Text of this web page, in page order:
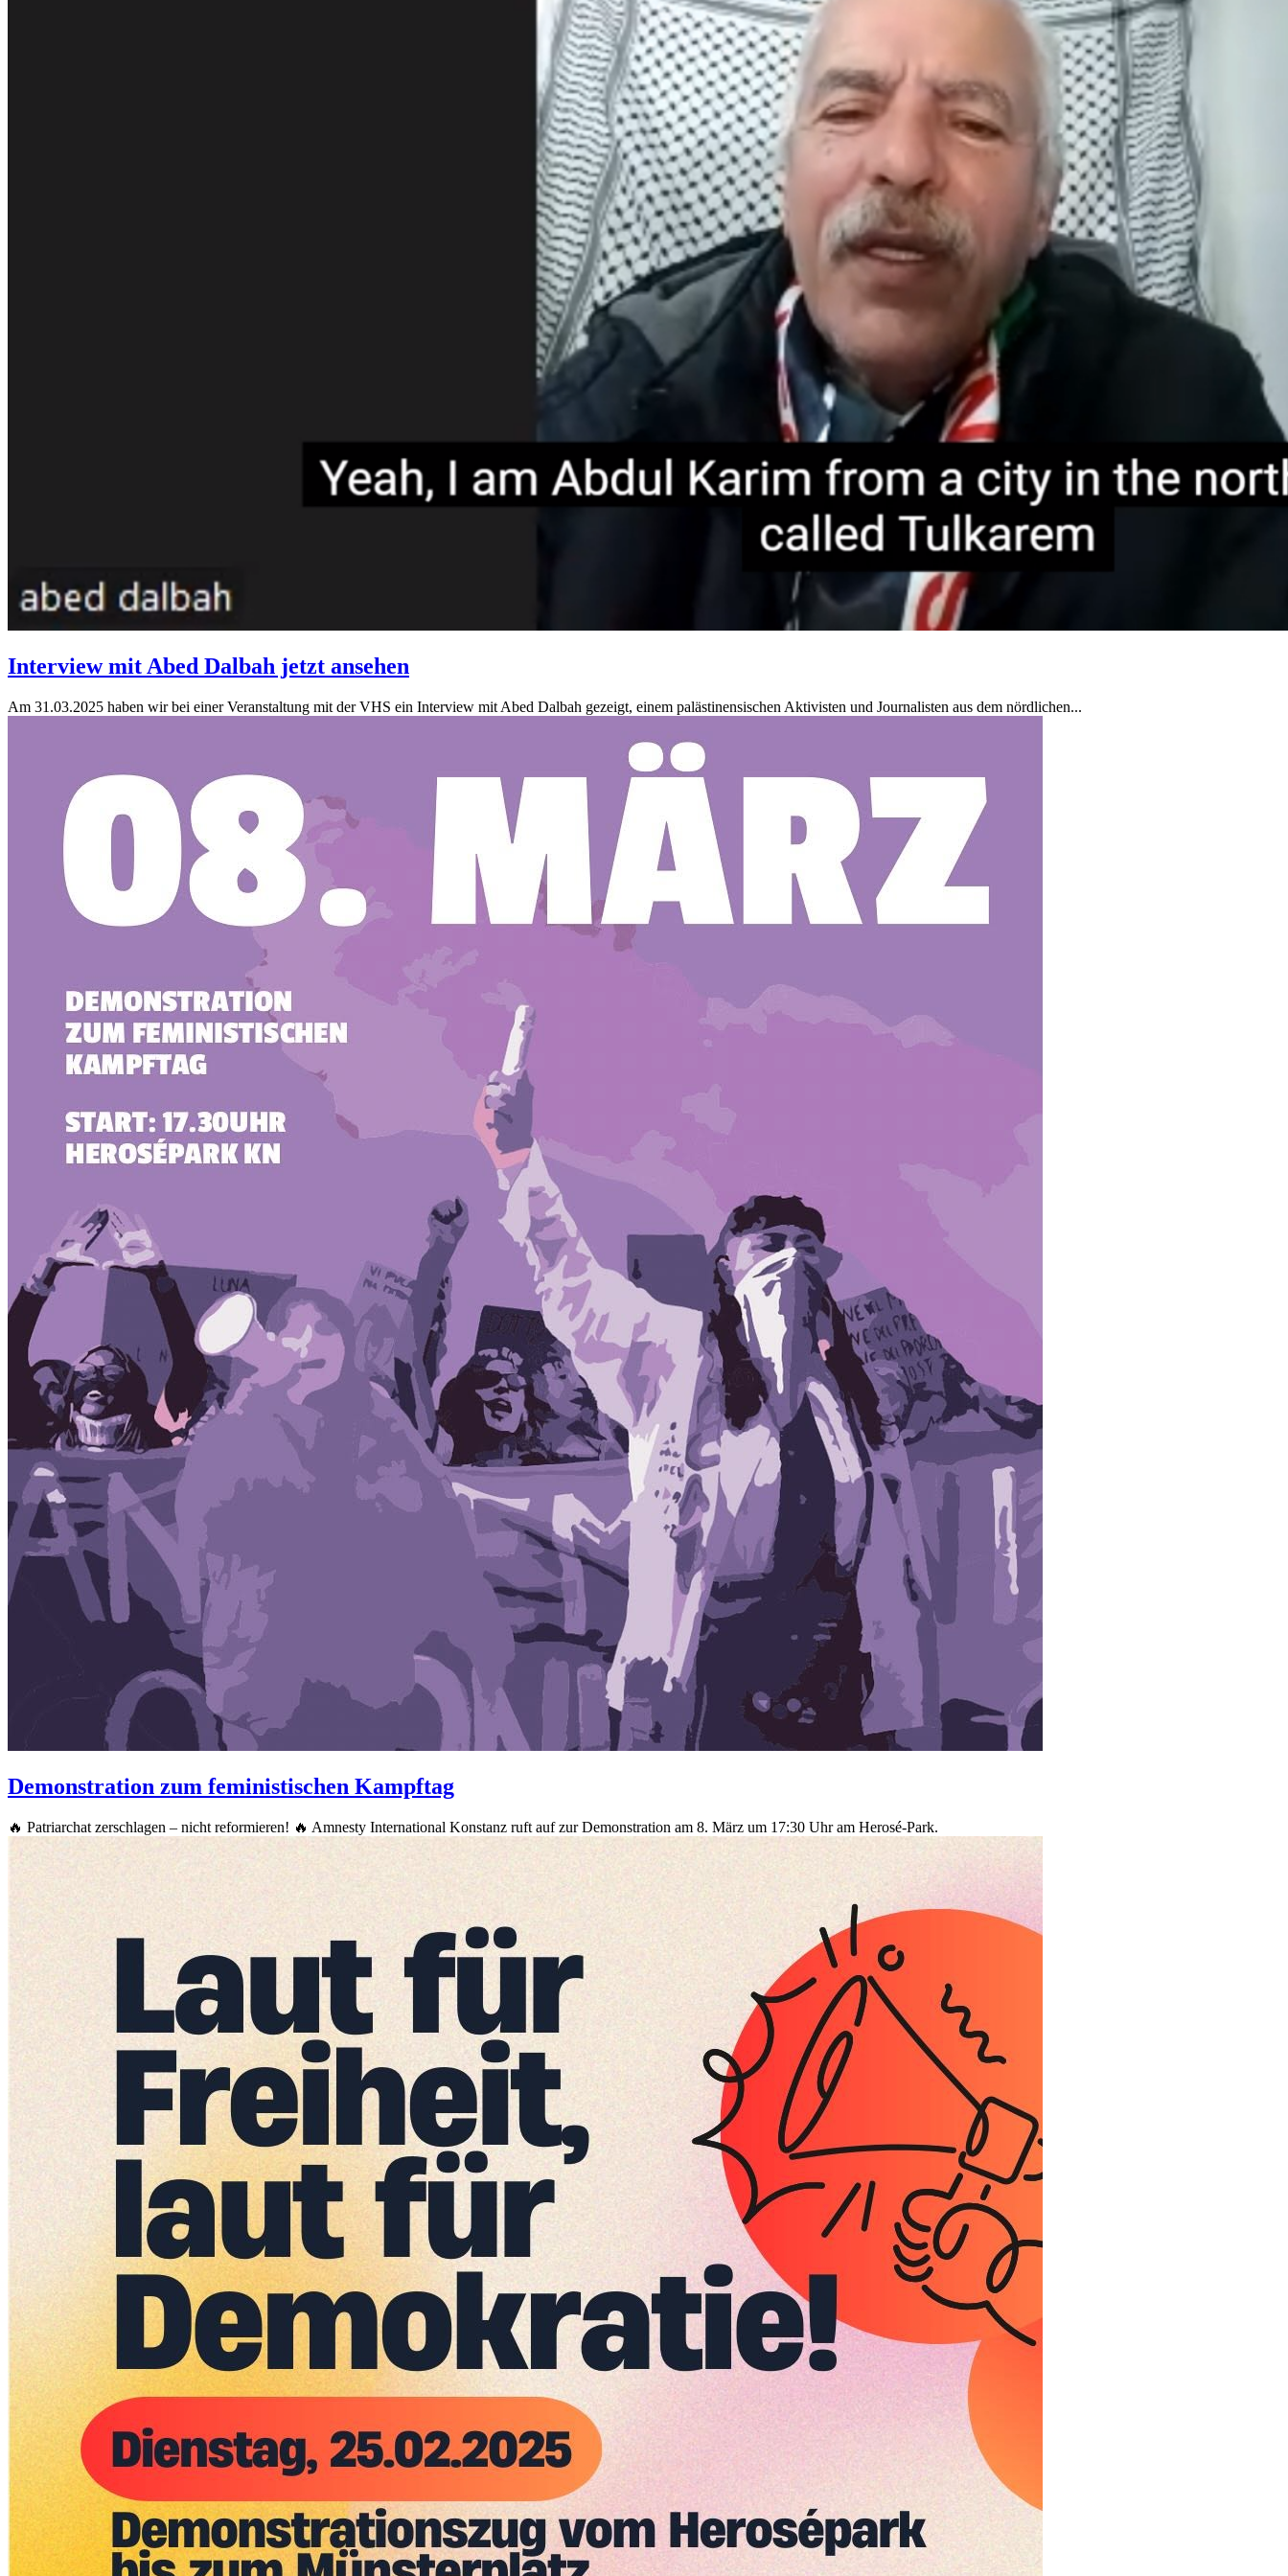
Interview mit Abed Dalbah jetzt ansehen
Am 31.03.2025 haben wir bei einer Veranstaltung mit der VHS ein Interview mit Abed Dalbah gezeigt, einem palästinensischen Aktivisten und Journalisten aus dem nördlichen...
Demonstration zum feministischen Kampftag
🔥 Patriarchat zerschlagen – nicht reformieren! 🔥 Amnesty International Konstanz ruft auf zur Demonstration am 8. März um 17:30 Uhr am Herosé-Park.